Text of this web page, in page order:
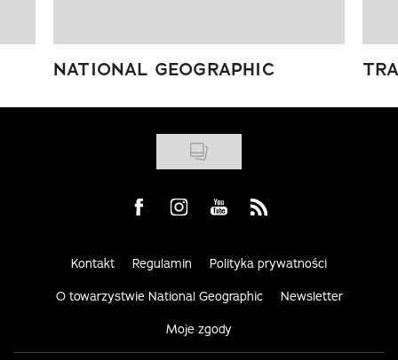
NATIONAL GEOGRAPHIC
Visit us on Facebook
Visit us on Instagram
Visit us on Youtube
Visit us on Rss
Kontakt Regulamin Polityka prywatności
O towarzystwie National Geographic Newsletter
Moje zgody